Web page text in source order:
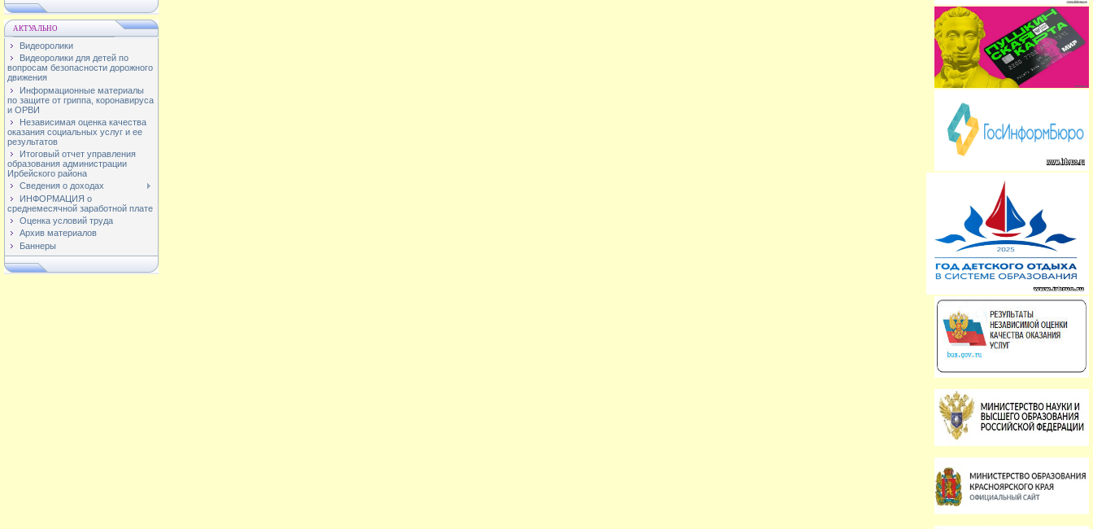
АКТУАЛЬНО
Видеоролики
Видеоролики для детей по
вопросам безопасности дорожного
движения
Информационные материалы
по защите от гриппа, коронавируса
и ОРВИ
Независимая оценка качества
оказания социальных услуг и ее
результатов
Итоговый отчет управления
образования администрации
Ирбейского района
Сведения о доходах
ИНФОРМАЦИЯ о
среднемесячной заработной плате
Оценка условий труда
Архив материалов
Баннеры